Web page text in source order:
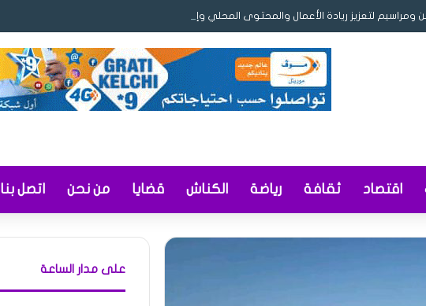
لتعزيز ريادة الأعمال والمحتوى المحلي وإصلاح التوثيق والتعليم
اقتصاد ثقافة رياضة الكناش قضايا من نحن اتصل بنا
على مدار الساعة